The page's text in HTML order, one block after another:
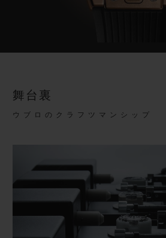
舞台裏
ウブロのクラフツマンシップ